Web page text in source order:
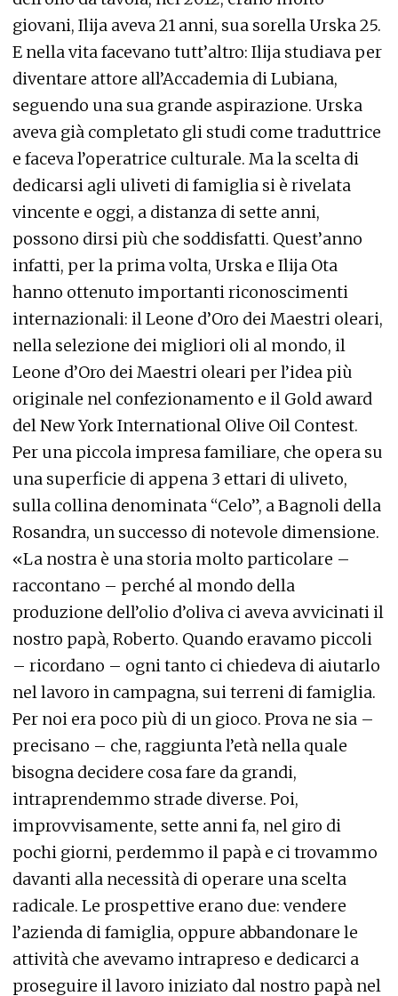
giovani, Ilija aveva 21 anni, sua sorella Urska 25.
E nella vita facevano tutt’altro: Ilija studiava per
diventare attore all’Accademia di Lubiana,
seguendo una sua grande aspirazione. Urska
aveva già completato gli studi come traduttrice
e faceva l’operatrice culturale. Ma la scelta di
dedicarsi agli uliveti di famiglia si è rivelata
vincente e oggi, a distanza di sette anni,
possono dirsi più che soddisfatti. Quest’anno
infatti, per la prima volta, Urska e Ilija Ota
hanno ottenuto importanti riconoscimenti
internazionali: il Leone d’Oro dei Maestri oleari,
nella selezione dei migliori oli al mondo, il
Leone d’Oro dei Maestri oleari per l’idea più
originale nel confezionamento e il Gold award
del New York International Olive Oil Contest.
Per una piccola impresa familiare, che opera su
una superficie di appena 3 ettari di uliveto,
sulla collina denominata “Celo”, a Bagnoli della
Rosandra, un successo di notevole dimensione.
«La nostra è una storia molto particolare –
raccontano – perché al mondo della
produzione dell’olio d’oliva ci aveva avvicinati il
nostro papà, Roberto. Quando eravamo piccoli
– ricordano – ogni tanto ci chiedeva di aiutarlo
nel lavoro in campagna, sui terreni di famiglia.
Per noi era poco più di un gioco. Prova ne sia –
precisano – che, raggiunta l’età nella quale
bisogna decidere cosa fare da grandi,
intraprendemmo strade diverse. Poi,
improvvisamente, sette anni fa, nel giro di
pochi giorni, perdemmo il papà e ci trovammo
davanti alla necessità di operare una scelta
radicale. Le prospettive erano due: vendere
l’azienda di famiglia, oppure abbandonare le
attività che avevamo intrapreso e dedicarci a
proseguire il lavoro iniziato dal nostro papà nel